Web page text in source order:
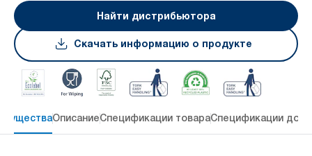
Найти дистрибьютора
Скачать информацию о продукте
ОписаниеСпецификации товараСпецификации